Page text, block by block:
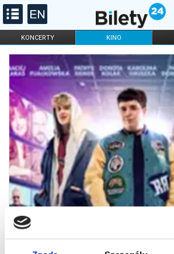
KONCERTY KINO
FILHARMONIA OPERA I BALET
DLA DZIECI
ONLINE